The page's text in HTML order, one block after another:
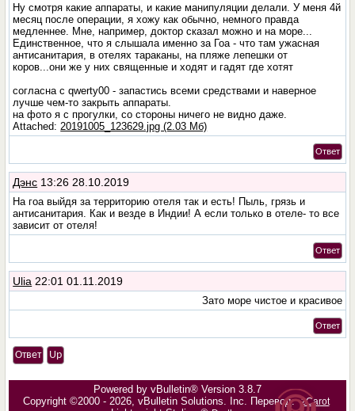
Ну смотря какие аппараты, и какие манипуляции делали. У меня 4й
месяц после операции, я хожу как обычно, немного правда
медленнее. Мне, например, доктор сказал можно и на море...
Единственное, что я слышала именно за Гоа - что там ужасная
антисанитария, в отелях тараканы, на пляже лепешки от
коров...они же у них священные и ходят и гадят где хотят
согласна с qwerty00 - запастись всеми средствами и наверное
лучше чем-то закрыть аппараты.
на фото я с прогулки, со стороны ничего не видно даже.
Attached: 20191005_123629.jpg (2.03 Мб)
Ответ
Дэнс 13:26 28.10.2019
На гоа выйдя за территорию отеля так и есть! Пыль, грязь и
антисанитария. Как и везде в Индии! А если только в отеле- то все
зависит от отеля!
Ответ
Ulia 22:01 01.11.2019
Зато море чистое и красивое
Ответ
Ответ Up
Powered by vBulletin® Version 3.8.7
Copyright ©2000 - 2026, vBulletin Solutions, Inc. Перевод: zCarot